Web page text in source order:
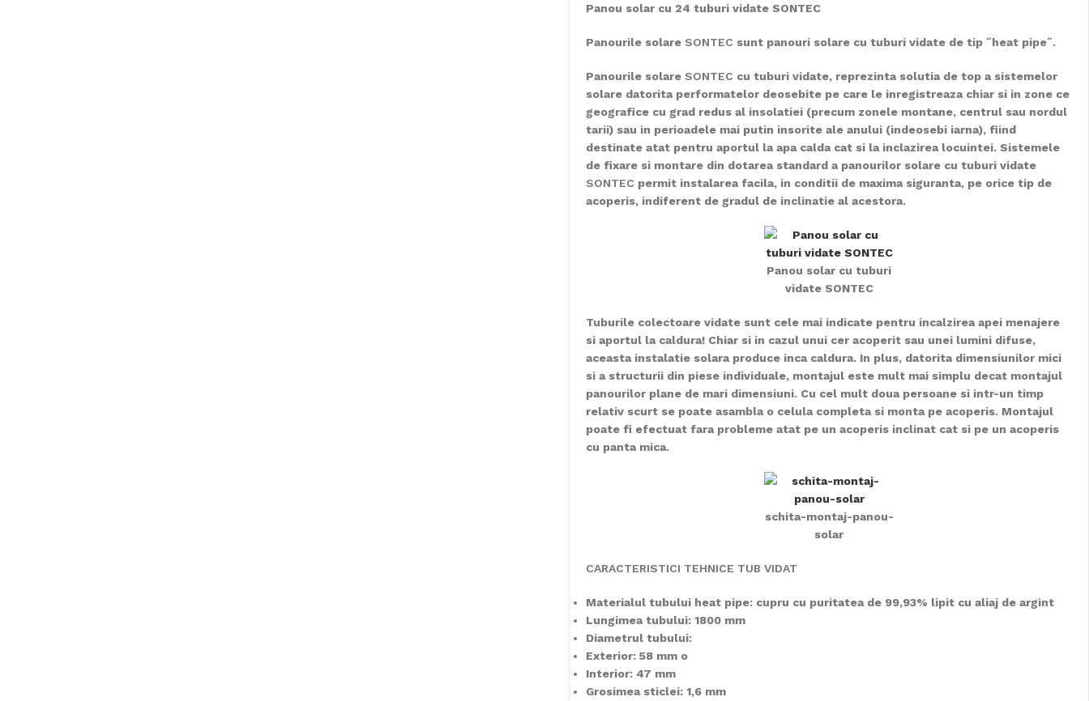
Panou solar cu 24 tuburi vidate SONTEC
Panourile solare SONTEC sunt panouri solare cu tuburi vidate de tip ˝heat pipe˝.
Panourile solare SONTEC cu tuburi vidate, reprezinta solutia de top a sistemelor
solare datorita performatelor deosebite pe care le inregistreaza chiar si in zone ce
geografice cu grad redus al insolatiei (precum zonele montane, centrul sau nordul
tarii) sau in perioadele mai putin insorite ale anului (indeosebi iarna), fiind
destinate atat pentru aportul la apa calda cat si la inclazirea locuintei. Sistemele
de fixare si montare din dotarea standard a panourilor solare cu tuburi vidate
SONTEC permit instalarea facila, in conditii de maxima siguranta, pe orice tip de
acoperis, indiferent de gradul de inclinatie al acestora.
Panou solar cu tuburi
vidate SONTEC
Tuburile colectoare vidate sunt cele mai indicate pentru incalzirea apei menajere
si aportul la caldura! Chiar si in cazul unui cer acoperit sau unei lumini difuse,
aceasta instalatie solara produce inca caldura. In plus, datorita dimensiunilor mici
si a structurii din piese individuale, montajul este mult mai simplu decat montajul
panourilor plane de mari dimensiuni. Cu cel mult doua persoane si intr-un timp
relativ scurt se poate asambla o celula completa si monta pe acoperis. Montajul
poate fi efectuat fara probleme atat pe un acoperis inclinat cat si pe un acoperis
cu panta mica.
schita-montaj-panou-
solar
CARACTERISTICI TEHNICE TUB VIDAT
Materialul tubului heat pipe: cupru cu puritatea de 99,93% lipit cu aliaj de argint
Lungimea tubului: 1800 mm
Diametrul tubului:
Exterior: 58 mm o
Interior: 47 mm
Grosimea sticlei: 1,6 mm